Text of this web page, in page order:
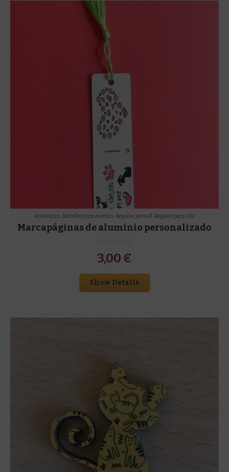
Accesorios, Detalles para eventos, Regalos para él, Regalos para ella
Marcapáginas de aluminio personalizado
3,00 €
Show Details